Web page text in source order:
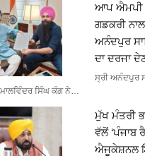
ਆਪ ਐਮਪੀ
ਗਡਕਰੀ
ਅਨੰਦਪੁਰ
ਦਾ ਦਰਜਾ
ਸ੍ਰੀ ਅਨੰਦਪੁਰ
ਮਾਲਵਿੰਦਰ ਸਿੰਘ ਕੰਗ ਨੇ…
ਮੁੱਖ ਮੰਤਰੀ
ਵੱਲੋਂ
ਐਜੂਕੇਸ਼ਨਲ